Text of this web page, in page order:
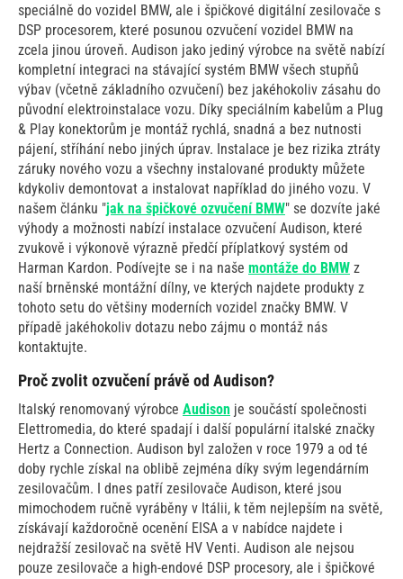
speciálně do vozidel BMW, ale i špičkové digitální zesilovače s
DSP procesorem, které posunou ozvučení vozidel BMW na
zcela jinou úroveň. Audison jako jediný výrobce na světě nabízí
kompletní integraci na stávající systém BMW všech stupňů
výbav (včetně základního ozvučení) bez jakéhokoliv zásahu do
původní elektroinstalace vozu. Díky speciálním kabelům a Plug
& Play konektorům je montáž rychlá, snadná a bez nutnosti
pájení, stříhání nebo jiných úprav. Instalace je bez rizika ztráty
záruky nového vozu a všechny instalované produkty můžete
kdykoliv demontovat a instalovat například do jiného vozu. V
našem článku "jak na špičkové ozvučení BMW" se dozvíte jaké
výhody a možnosti nabízí instalace ozvučení Audison, které
zvukově i výkonově výrazně předčí příplatkový systém od
Harman Kardon. Podívejte se i na naše montáže do BMW z
naší brněnské montážní dílny, ve kterých najdete produkty z
tohoto setu do většiny moderních vozidel značky BMW. V
případě jakéhokoliv dotazu nebo zájmu o montáž nás
kontaktujte.
Proč zvolit ozvučení právě od Audison?
Italský renomovaný výrobce Audison je součástí společnosti
Elettromedia, do které spadají i další populární italské značky
Hertz a Connection. Audison byl založen v roce 1979 a od té
doby rychle získal na oblibě zejména díky svým legendárním
zesilovačům. I dnes patří zesilovače Audison, které jsou
mimochodem ručně vyráběny v Itálii, k těm nejlepším na světě,
získávají každoročně ocenění EISA a v nabídce najdete i
nejdražší zesilovač na světě HV Venti. Audison ale nejsou
pouze zesilovače a high-endové DSP procesory, ale i špičkové